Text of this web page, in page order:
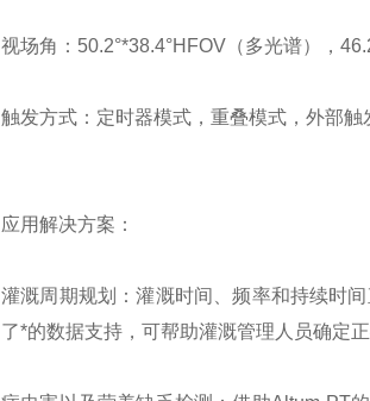
视场角：50.2°*38.4°HFOV（多光谱），
触发方式：定时器模式，重叠模式，外部
应用解决方案：
灌溉周期规划：灌溉时间、频率和持续时
了*的数据支持，可帮助灌溉管理人员确定